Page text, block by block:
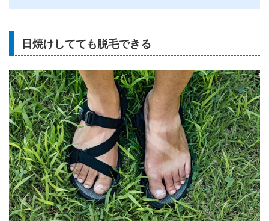
日焼けしてても脱毛できる